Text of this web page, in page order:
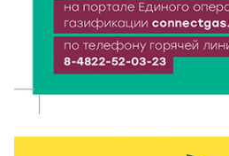
Роспотребнадзора и текущая
7 Авг 2026 12:36 188